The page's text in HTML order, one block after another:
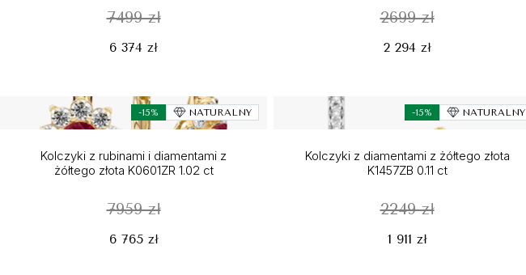
7499 zł
6 374 zł
2699 zł
2 294 zł
-15% NATURALNY
Kolczyki z rubinami i diamentami z
żółtego złota K0601ZR 1.02 ct
7959 zł
6 765 zł
-15% NATURALNY
Kolczyki z diamentami z żółtego złota
K1457ZB 0.11 ct
2249 zł
1 911 zł